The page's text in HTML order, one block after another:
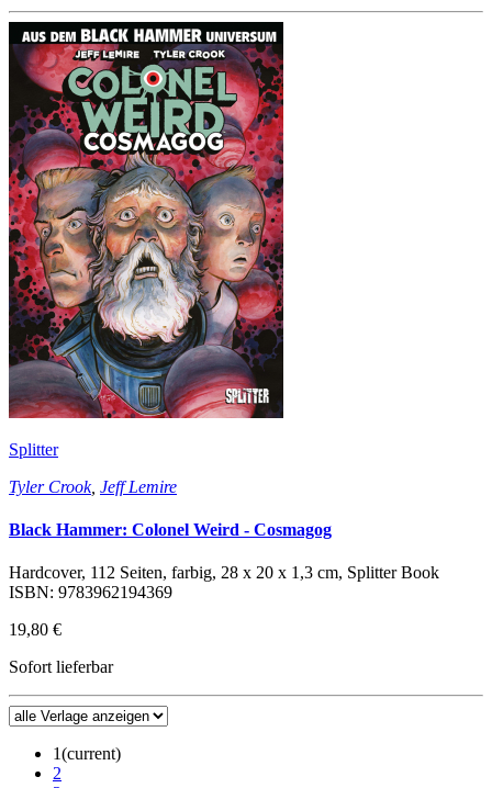
Splitter
Tyler Crook, Jeff Lemire
Black Hammer: Colonel Weird - Cosmagog
Hardcover, 112 Seiten, farbig, 28 x 20 x 1,3 cm, Splitter Book
ISBN: 9783962194369
19,80 €
Sofort lieferbar
1(current)
2